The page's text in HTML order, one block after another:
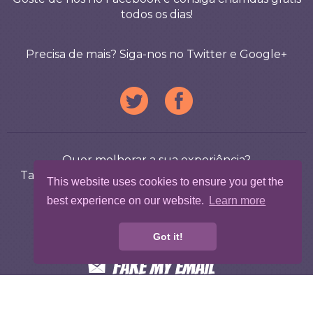
This website uses cookies to ensure you get the
best experience on our website.
Learn more
Got it!
todos os dias!
Precisa de mais? Siga-nos no Twitter e Google+
Quer melhorar a sua experiência?
Também fornecemos mensagens de texto falsas,
emails falsos e WhatsApp falsos!